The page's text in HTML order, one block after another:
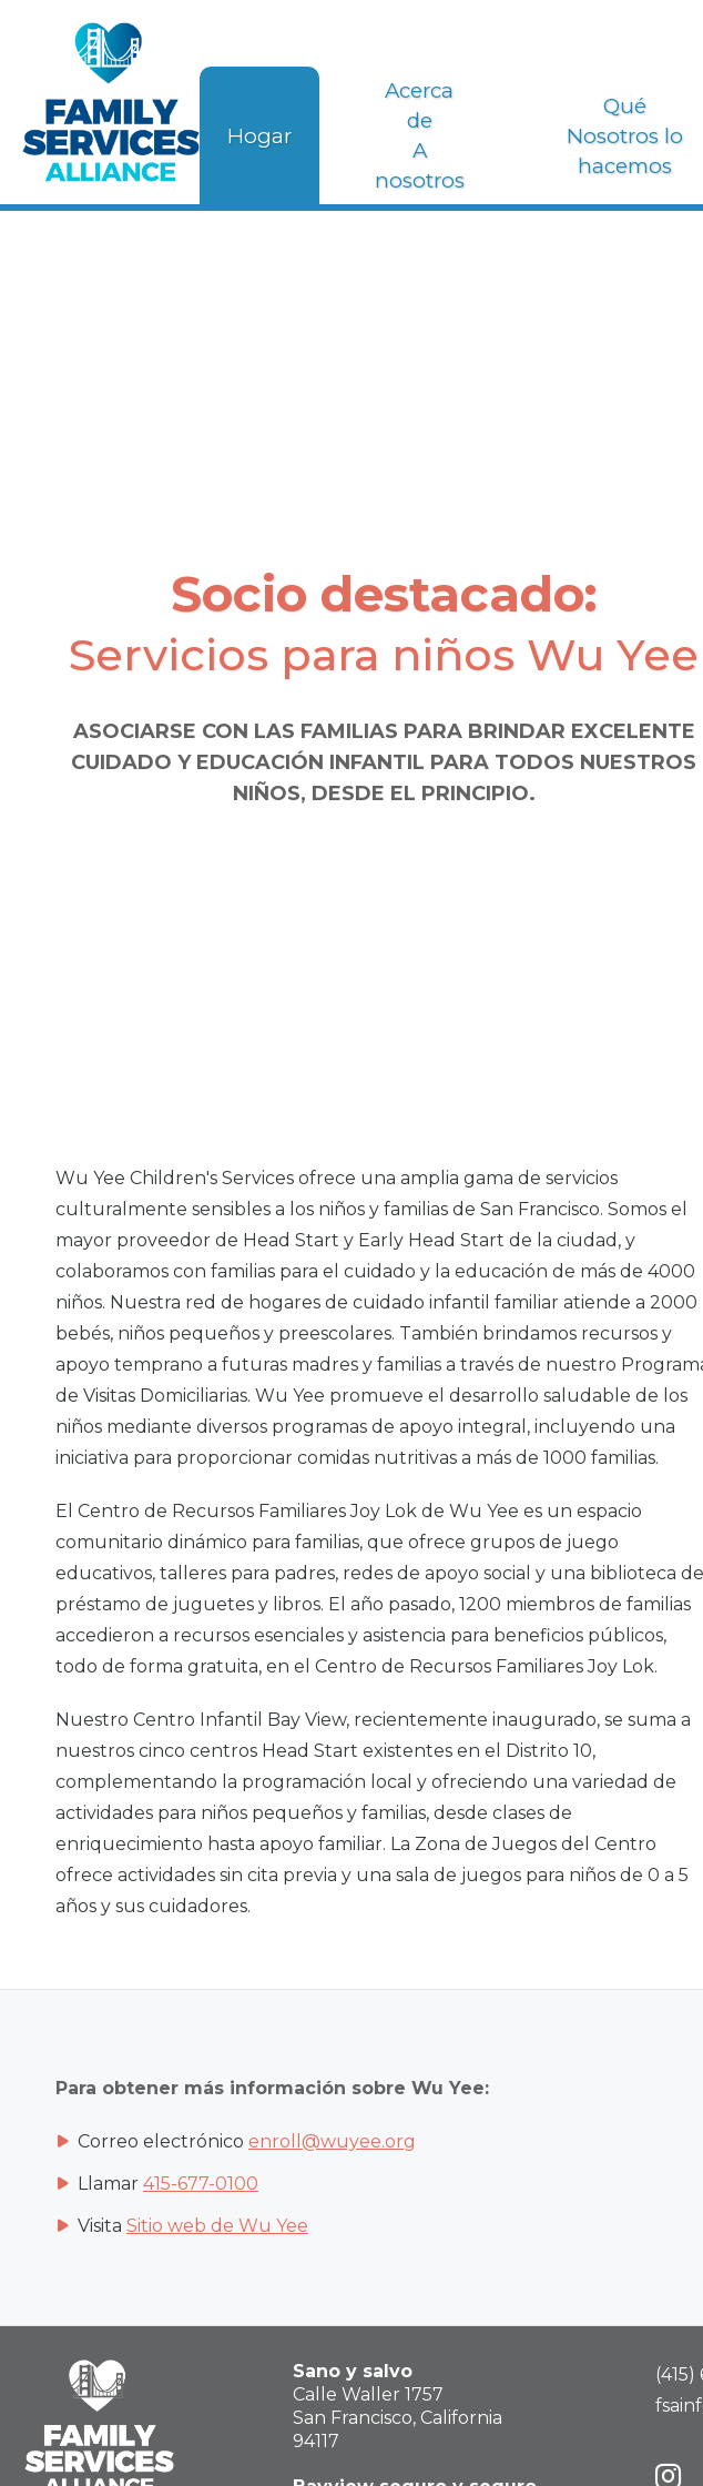
Hogar
Acerca
de
A
nosotros
Qué
Nosotros lo
hacemos
Socio destacado:
Servicios para niños Wu Yee
ASOCIARSE CON LAS FAMILIAS PARA BRINDAR EXCELENTE
CUIDADO Y EDUCACIÓN INFANTIL PARA TODOS NUESTROS
NIÑOS, DESDE EL PRINCIPIO.
Wu Yee Children's Services ofrece una amplia gama de servicios
culturalmente sensibles a los niños y familias de San Francisco. Somos el
mayor proveedor de Head Start y Early Head Start de la ciudad, y
colaboramos con familias para el cuidado y la educación de más de 4000
niños. Nuestra red de hogares de cuidado infantil familiar atiende a 2000
bebés, niños pequeños y preescolares. También brindamos recursos y
apoyo temprano a futuras madres y familias a través de nuestro
de Visitas Domiciliarias. Wu Yee promueve el desarrollo saludable de los
niños mediante diversos programas de apoyo integral, incluyendo una
iniciativa para proporcionar comidas nutritivas a más de 1000 familias.
El Centro de Recursos Familiares Joy Lok de Wu Yee es un espacio
comunitario dinámico para familias, que ofrece grupos de juego
educativos, talleres para padres, redes de apoyo social y una biblioteca de
préstamo de juguetes y libros. El año pasado, 1200 miembros de familias
accedieron a recursos esenciales y asistencia para beneficios públicos,
todo de forma gratuita, en el Centro de Recursos Familiares Joy Lok.
Nuestro Centro Infantil Bay View, recientemente inaugurado, se suma a
nuestros cinco centros Head Start existentes en el Distrito 10,
complementando la programación local y ofreciendo una variedad de
actividades para niños pequeños y familias, desde clases de
enriquecimiento hasta apoyo familiar. La Zona de Juegos del Centro
ofrece actividades sin cita previa y una sala de juegos para niños de 0 a 5
años y sus cuidadores.
Para obtener más información sobre Wu Yee:
Correo electrónico enroll@wuyee.org
Llamar 415-677-0100
Visita Sitio web de Wu Yee
Sano y salvo
Calle Waller 1757
San Francisco, California
94117